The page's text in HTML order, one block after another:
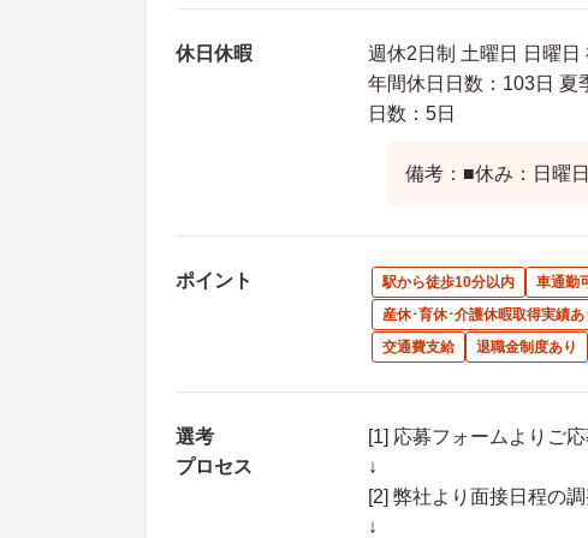
休日休暇
週休2日制 土曜日 日曜日
年間休日日数：103日 夏
日数：5日
備考：■休み：日曜
ポイント 駅から徒歩10分以内 車通勤
産休･育休･介護休暇取得実績あ
交通費支給
退職金制度あり
選考
プロセス
[1] 応募フォームよりご
↓
[2] 弊社より面接日程の
↓